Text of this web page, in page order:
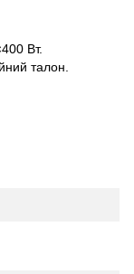
Вт.
талон.